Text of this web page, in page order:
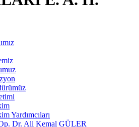
Yardımcıları
Dr. Ali Kemal GÜLER